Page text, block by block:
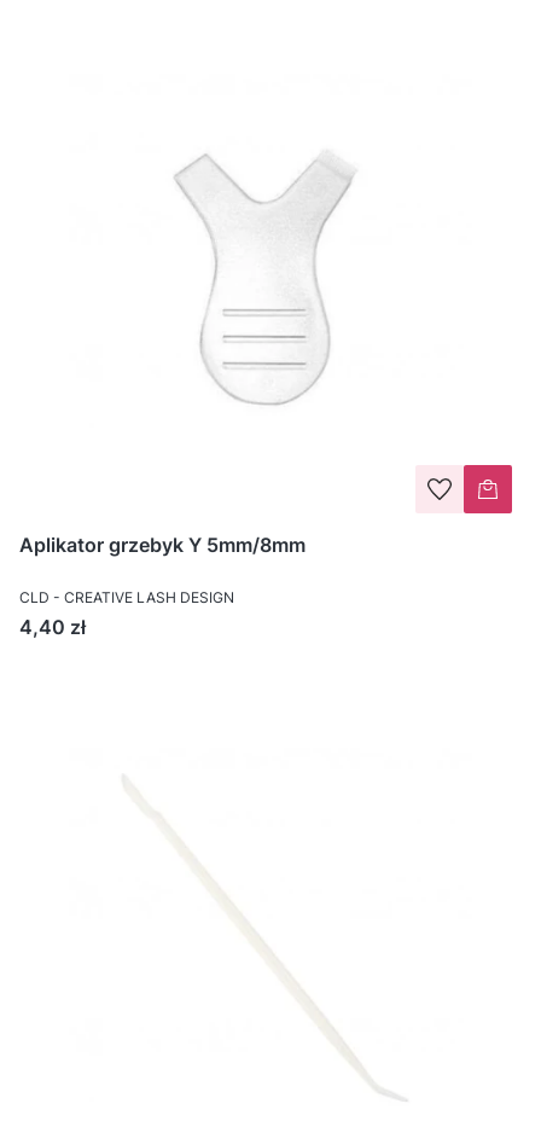
Aplikator grzebyk Y 5mm/8mm
CLD - CREATIVE LASH DESIGN
Cena
4,40 zł